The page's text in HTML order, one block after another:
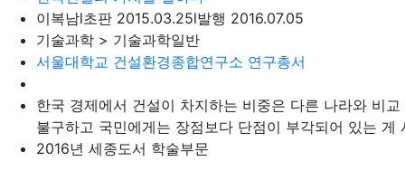
이복남l초판 2015.03.25l발행 2016.07.05
기술과학 > 기술과학일반
서울대학교 건설환경종합연구소 연구총서
한국 경제에서 건설이 차지하는 비중은 다른 나라와 비
불구하고 국민에게는 장점보다 단점이 부각되어 있는 게
2016년 세종도서 학술부문